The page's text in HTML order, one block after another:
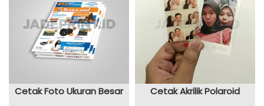
Cetak Foto Ukuran Besar Cetak Akrilik Polaroid